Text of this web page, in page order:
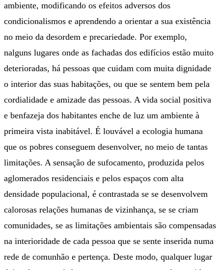
ambiente, modificando os efeitos adversos dos
condicionalismos e aprendendo a orientar a sua existência
no meio da desordem e precariedade. Por exemplo,
nalguns lugares onde as fachadas dos edifícios estão muito
deterioradas, há pessoas que cuidam com muita dignidade
o interior das suas habitações, ou que se sentem bem pela
cordialidade e amizade das pessoas. A vida social positiva
e benfazeja dos habitantes enche de luz um ambiente à
primeira vista inabitável. É louvável a ecologia humana
que os pobres conseguem desenvolver, no meio de tantas
limitações. A sensação de sufocamento, produzida pelos
aglomerados residenciais e pelos espaços com alta
densidade populacional, é contrastada se se desenvolvem
calorosas relações humanas de vizinhança, se se criam
comunidades, se as limitações ambientais são compensadas
na interioridade de cada pessoa que se sente inserida numa
rede de comunhão e pertença. Deste modo, qualquer lugar